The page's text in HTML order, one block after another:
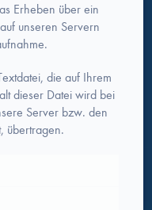
Erheben über ein
unseren Servern
die auf Ihrem
dieser Datei wird bei
Server bzw. den
übertragen.